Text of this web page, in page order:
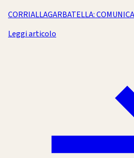
CORRIALLAGARBATELLA:
Leggi articolo